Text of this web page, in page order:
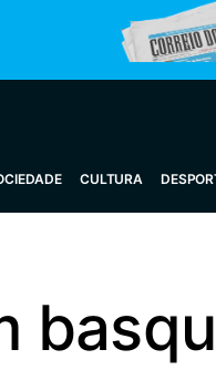
CULTURA